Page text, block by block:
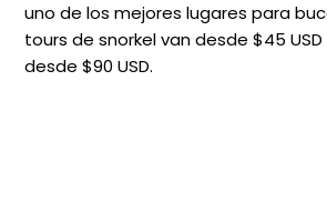
uno de los mejores lugares para
tours de snorkel van desde $45
desde $90 USD.